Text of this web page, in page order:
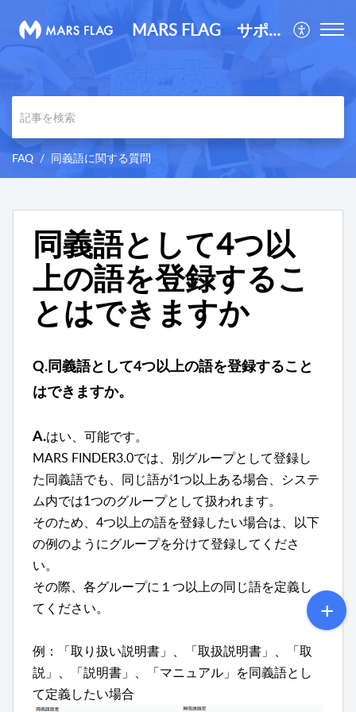
MARS FLAG サポートサイト
FAQ 同義語に関する質問
同義語として4つ以
上の語を登録するこ
とはできますか
Q. 同義語として4つ以上の語を登録すること
はできますか。
A.はい、可能です。
MARS FINDER3.0では、別グループとして登録し
た同義語でも、同じ語が1つ以上ある場合、システ
ム内では1つのグループとして扱われます。
そのため、 4つ以上の語を登録したい場合は、以下
の例のようにグループを分けて登録してくださ
い。
その際、各グループに１つ以上の同じ語を定義し
てください。
例：「取り扱い説明書」、「取扱説明書 」、「取
説」、「説明書」、「マニュアル」を同義語とし
て定義したい場合